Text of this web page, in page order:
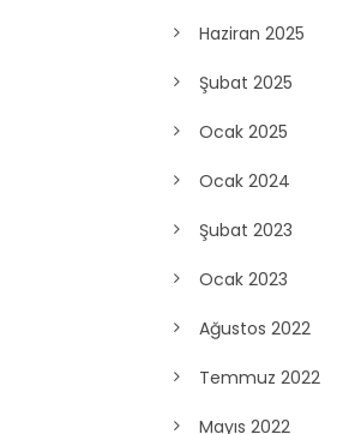
Haziran 2025
Şubat 2025
Ocak 2025
Ocak 2024
Şubat 2023
Ocak 2023
Ağustos 2022
Temmuz 2022
Mayıs 2022